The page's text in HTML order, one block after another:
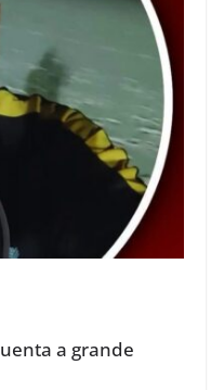
a grande